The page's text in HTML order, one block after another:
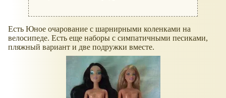
Есть Юное очарование с шарнирными коленками на
велосипеде. Есть еще наборы с симпатичными песиками,
пляжный вариант и две подружки вместе.